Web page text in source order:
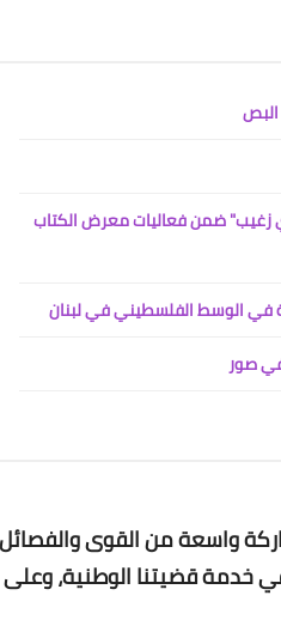
ضمن فعاليات معرض الكتاب
صور
واسعة من القوى والفصائل
في خدمة قضيتنا الوطنية، وعلى
23 أغسطس 2022